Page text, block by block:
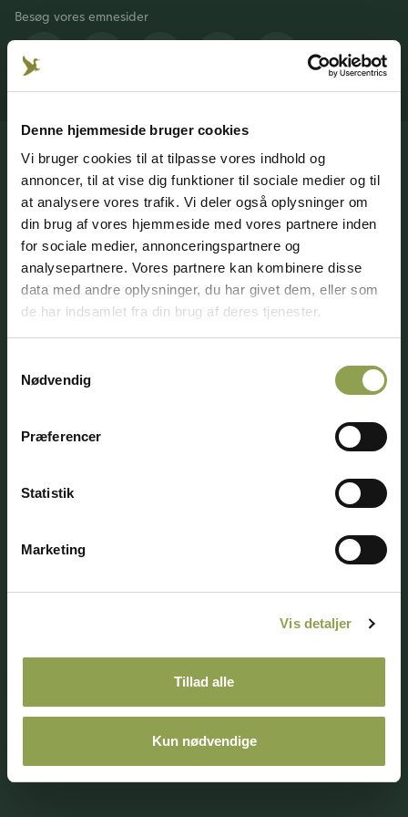
Denne hjemmeside bruger cookies
Vi bruger cookies til at tilpasse vores indhold og
annoncer, til at vise dig funktioner til sociale medier og til
at analysere vores trafik. Vi deler også oplysninger om
din brug af vores hjemmeside med vores partnere inden
for sociale medier, annonceringspartnere og
analysepartnere. Vores partnere kan kombinere disse
data med andre oplysninger, du har givet dem, eller som
de har indsamlet fra din brug af deres tjenester.
Nødvendig
Præferencer
Statistik
Marketing
Vis detaljer
Tillad alle
Kun nødvendige
Besøg vores emnesider
Jagt &
Våben &
Hund Jægerweb Jagtprøven
Bliv medlem Nyhedsbrev
89000+
medlemsskaber
800+
jagtforeninger
900+
arrangementer & kurser
OphavsretPrivatlivspolitik